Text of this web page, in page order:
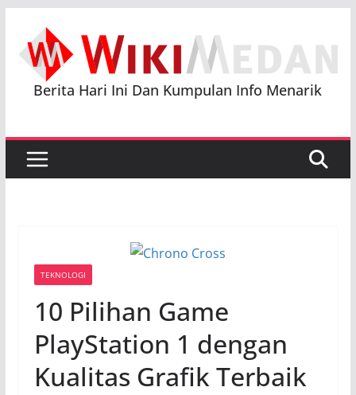
content
Berita Hari Ini Dan Kumpulan Info Menarik
TEKNOLOGI
10 Pilihan Game
PlayStation 1 dengan
Kualitas Grafik Terbaik